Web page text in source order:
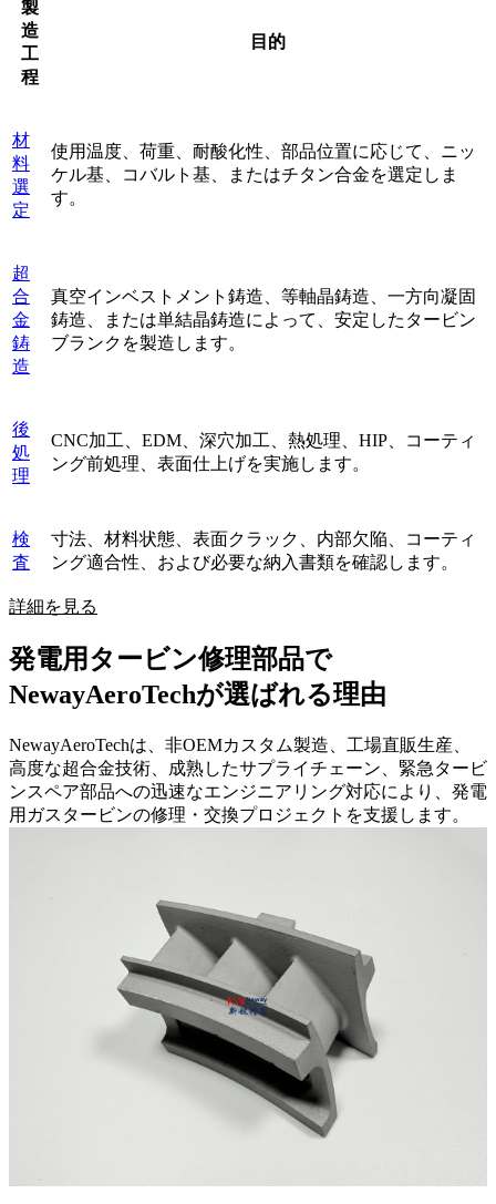
製
造
工
程
目的
材
料
選
定
使用温度、荷重、耐酸化性、部品位置に応じて、ニッ
ケル基、コバルト基、またはチタン合金を選定しま
す。
超
合
金
鋳
造
真空インベストメント鋳造、等軸晶鋳造、一方向凝固
鋳造、または単結晶鋳造によって、安定したタービン
ブランクを製造します。
後
処
理
CNC加工、EDM、深穴加工、熱処理、HIP、コーティ
ング前処理、表面仕上げを実施します。
検
査
寸法、材料状態、表面クラック、内部欠陥、コーティ
ング適合性、および必要な納入書類を確認します。
詳細を見る
発電用タービン修理部品で
NewayAeroTechが選ばれる理由
NewayAeroTechは、非OEMカスタム製造、工場直販生産、
高度な超合金技術、成熟したサプライチェーン、緊急タービ
ンスペア部品への迅速なエンジニアリング対応により、発電
用ガスタービンの修理・交換プロジェクトを支援します。